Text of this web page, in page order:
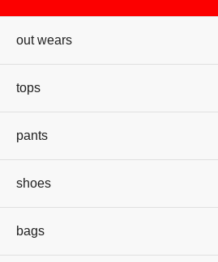
out wears
tops
pants
shoes
bags